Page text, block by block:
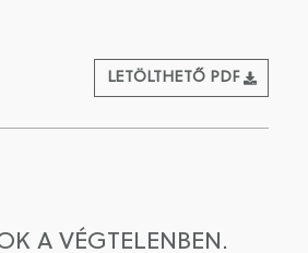
LETÖLTHETŐ PDF
A VÉGTELENBEN.